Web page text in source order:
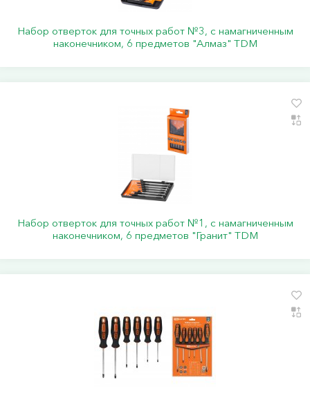
Набор отверток для точных работ №3, с намагниченным
наконечником, 6 предметов "Алмаз" TDM
Набор отверток для точных работ №1, с намагниченным
наконечником, 6 предметов "Гранит" TDM